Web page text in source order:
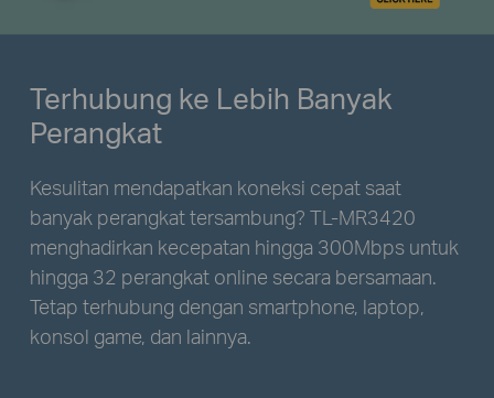
Terhubung ke Lebih Banyak
Perangkat
Kesulitan mendapatkan koneksi cepat saat
banyak perangkat tersambung? TL-MR3420
menghadirkan kecepatan hingga 300Mbps untuk
hingga 32 perangkat online secara bersamaan.
Tetap terhubung dengan smartphone, laptop,
konsol game, dan lainnya.